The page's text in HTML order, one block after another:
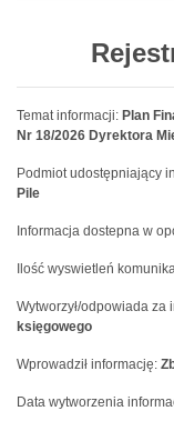
Temat informacji: Plan
Nr 18/2026 Dyrektora
Podmiot udostępniający
Pile
Informacja dostepna w
Ilość wyswietleń
Wytworzył/odpowiada za
księgowego
Wprowadził informację:
Data wytworzenia